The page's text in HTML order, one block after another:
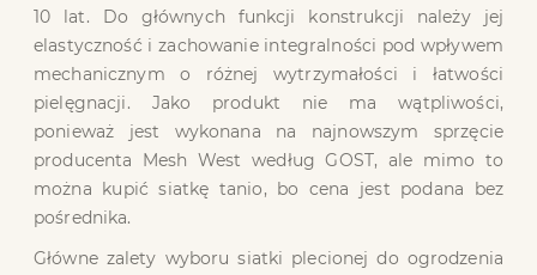
10 lat. Do głównych funkcji konstrukcji należy jej
elastyczność i zachowanie integralności pod wpływem
mechanicznym o różnej wytrzymałości i łatwości
pielęgnacji. Jako produkt nie ma wątpliwości,
ponieważ jest wykonana na najnowszym sprzęcie
producenta Mesh West według GOST, ale mimo to
można kupić siatkę tanio, bo cena jest podana bez
pośrednika.
Główne zalety wyboru siatki plecionej do ogrodzenia